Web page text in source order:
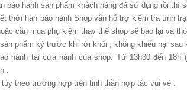
bảo hành sản phẩm khách hàng đã sử dụng rồi thì
thời hạn bảo hành Shop vẫn hỗ trợ kiểm tra tình
cần mua phụ kiệm thay thế shop sẽ báo lại và
phẩm kỹ trước khi rời khỏi , không khiếu nại sau
hành tại cửa hành của shop. Từ 13h30 đến 18h
.
theo trường hợp trên tinh thần hợp tác vui vẻ .